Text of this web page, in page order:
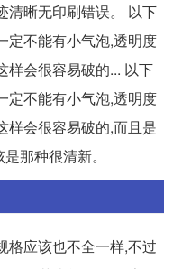
清晰无印刷错误。 以下
定不能有小气泡,透明度
样会很容易破的... 以下
定不能有小气泡,透明度
样会很容易破的,而且是
那种很清新。
格应该也不全一样,不过